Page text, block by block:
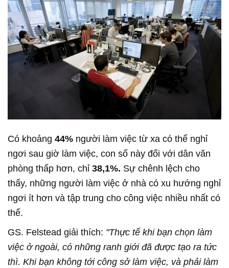
Có khoảng 44% người làm việc từ xa có thể nghỉ
ngơi sau giờ làm việc, con số này đối với dân văn
phòng thấp hơn, chỉ 38,1%. Sự chênh lệch cho
thấy, những người làm việc ở nhà có xu hướng nghỉ
ngơi ít hơn và tập trung cho công việc nhiều nhất có
thể.
GS. Felstead giải thích: "Thực tế khi bạn chọn làm
việc ở ngoài, có những ranh giới đã được tạo ra tức
thì. Khi bạn không tới công sở làm việc, và phải làm